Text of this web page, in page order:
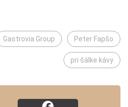
Gastrovia Group Peter Fapšo
pri šálke kávy